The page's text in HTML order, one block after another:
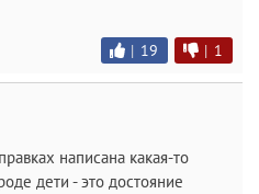
| 19 | 1
написана какая-то
дети - это достояние